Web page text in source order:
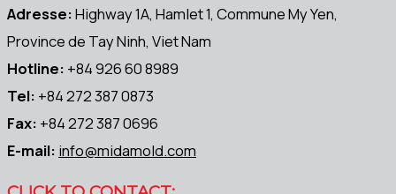
Adresse:Highway 1A, Hamlet 1, Commune My Yen,
Province de Tay Ninh, Viet Nam
Hotline: +84 926 60 8989
Tel: +84 272 387 0873
Fax: +84 272 387 0696
E-mail: info@midamold.com